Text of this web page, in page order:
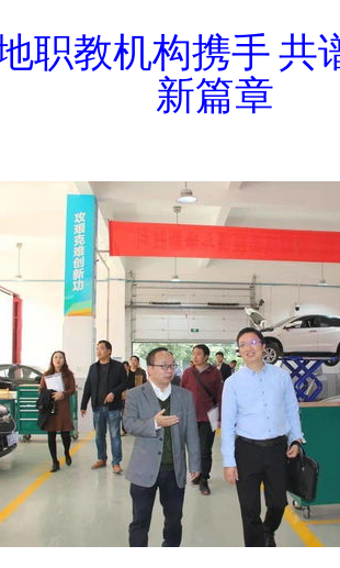
职教机构携手 共
新篇章